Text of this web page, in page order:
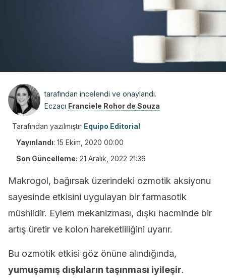
tarafından incelendi ve onaylandı.
Eczacı Franciele Rohor de Souza
Tarafından yazılmıştır Equipo Editorial
Yayınlandı: 15 Ekim, 2020 00:00
Son Güncelleme: 21 Aralık, 2022 21:36
Makrogol, bağırsak üzerindeki ozmotik aksiyonu
sayesinde etkisini uygulayan bir farmasotik
müshildir. Eylem mekanizması, dışkı hacminde bir
artış üretir ve kolon hareketliliğini uyarır.
Bu ozmotik etkisi göz önüne alındığında,
yumuşamış dışkıların taşınması iyileşir.